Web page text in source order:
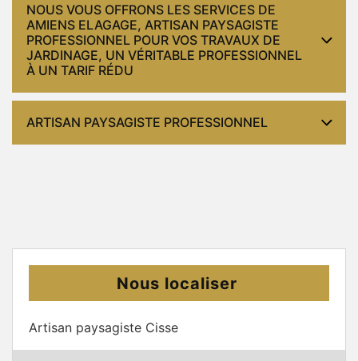
NOUS VOUS OFFRONS LES SERVICES DE
AMIENS ELAGAGE, ARTISAN PAYSAGISTE
PROFESSIONNEL POUR VOS TRAVAUX DE
JARDINAGE, UN VÉRITABLE PROFESSIONNEL
À UN TARIF RÉDU
ARTISAN PAYSAGISTE PROFESSIONNEL
Nous localiser
Artisan paysagiste Cisse